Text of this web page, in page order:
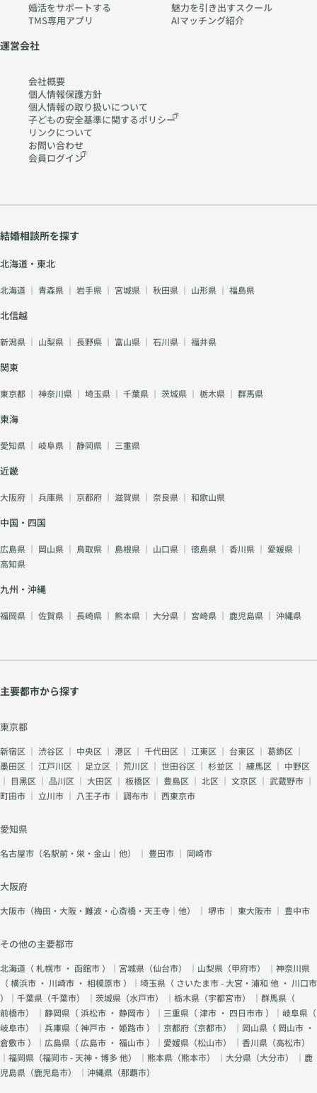
婚活をサポートする
TMS専用アプリ
魅力を引き出すスクール
AIマッチング紹介
運営会社
会社概要
個人情報保護方針
個人情報の取り扱いについて
子どもの安全基準に関するポリシー
リンクについて
お問い合わせ
会員ログイン
結婚相談所を探す
北海道・東北
北海道 ｜ 青森県 ｜ 岩手県 ｜ 宮城県 ｜ 秋田県 ｜ 山形県 ｜ 福島県
北信越
新潟県 ｜ 山梨県 ｜ 長野県 ｜ 富山県 ｜ 石川県 ｜ 福井県
関東
東京都 ｜ 神奈川県 ｜ 埼玉県 ｜ 千葉県 ｜ 茨城県 ｜ 栃木県 ｜ 群馬県
東海
愛知県 ｜ 岐阜県 ｜ 静岡県 ｜ 三重県
近畿
大阪府 ｜ 兵庫県 ｜ 京都府 ｜ 滋賀県 ｜ 奈良県 ｜ 和歌山県
中国・四国
広島県 ｜ 岡山県 ｜ 鳥取県 ｜ 島根県 ｜ 山口県 ｜ 徳島県 ｜ 香川県 ｜ 愛媛県 ｜
高知県
九州・沖縄
福岡県 ｜ 佐賀県 ｜ 長崎県 ｜ 熊本県 ｜ 大分県 ｜ 宮崎県 ｜ 鹿児島県 ｜ 沖縄県
主要都市から探す
東京都
新宿区 ｜ 渋谷区 ｜ 中央区 ｜ 港区 ｜ 千代田区 ｜ 江東区 ｜ 台東区 ｜ 葛飾区 ｜
墨田区 ｜ 江戸川区 ｜ 足立区 ｜ 荒川区 ｜ 世田谷区 ｜ 杉並区 ｜ 練馬区 ｜ 中野区
｜ 目黒区 ｜ 品川区 ｜ 大田区 ｜ 板橋区 ｜ 豊島区 ｜ 北区 ｜ 文京区 ｜ 武蔵野市 ｜
町田市 ｜ 立川市 ｜ 八王子市 ｜ 調布市 ｜ 西東京市
愛知県
名古屋市（名駅前・栄・金山｜他） ｜ 豊田市 ｜ 岡崎市
大阪府
大阪市（梅田・大阪・難波・心斎橋・天王寺｜他） ｜ 堺市 ｜ 東大阪市 ｜ 豊中市
その他の主要都市
北海道（札幌市 ・ 函館市）｜宮城県（仙台市） ｜山梨県（甲府市） ｜神奈川県
（横浜市 ・ 川崎市 ・ 相模原市）｜埼玉県（ さいたま市 - 大宮・浦和 他 ・ 川口市
）｜千葉県（千葉市） ｜茨城県（水戸市） ｜栃木県（宇都宮市） ｜群馬県（
前橋市） ｜静岡県（浜松市 ・ 静岡市）｜三重県（津市 ・ 四日市市）｜岐阜県（
岐阜市） ｜兵庫県（神戸市 ・ 姫路市）｜京都府（京都市） ｜岡山県（ 岡山市 ・
倉敷市）｜広島県（ 広島市 ・ 福山市）｜愛媛県（松山市） ｜香川県（高松市）
｜福岡県（福岡市 - 天神・博多 他） ｜熊本県（熊本市） ｜大分県（大分市） ｜鹿
児島県（鹿児島市） ｜沖縄県（那覇市）